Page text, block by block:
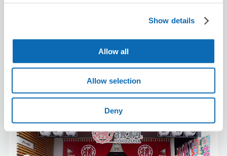
Show details
Allow all
Allow selection
Deny
この店舗を予約する
【本川越駅徒歩1分】サウナ横綱
10:00〜22:00